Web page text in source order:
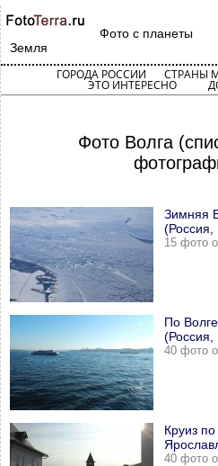
Фото с планеты
Земля
ГОРОДА РОССИИ СТРАНЫ
ЭТО ИНТЕРЕСНО
Фото Волга
Зимняя
(Россия,
15 фото
По
(Россия,
40 фото
Круиз
40 фото